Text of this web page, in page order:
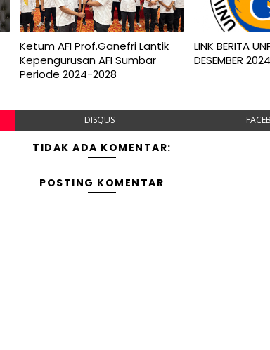
Ketum AFI Prof.Ganefri Lantik
Kepengurusan AFI Sumbar
Periode 2024-2028
LINK BERITA
DESEMBER 2024
DISQUS
TIDAK ADA KOMENTAR:
POSTING KOMENTAR